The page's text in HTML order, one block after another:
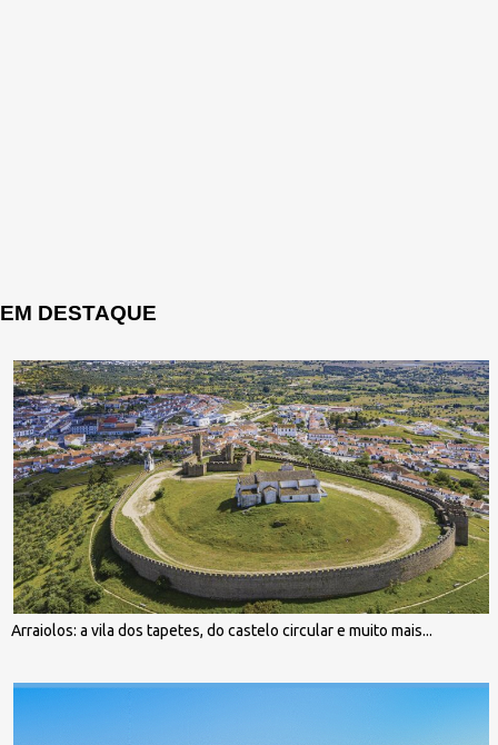
EM DESTAQUE
Arraiolos: a vila dos tapetes, do castelo circular e muito mais...